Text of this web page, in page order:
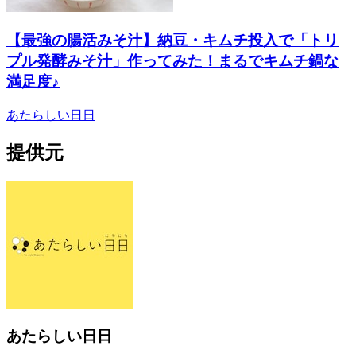
【最強の腸活みそ汁】納豆・キムチ投入で「トリ
プル発酵みそ汁」作ってみた！まるでキムチ鍋な
満足度♪
あたらしい日日
提供元
あたらしい日日